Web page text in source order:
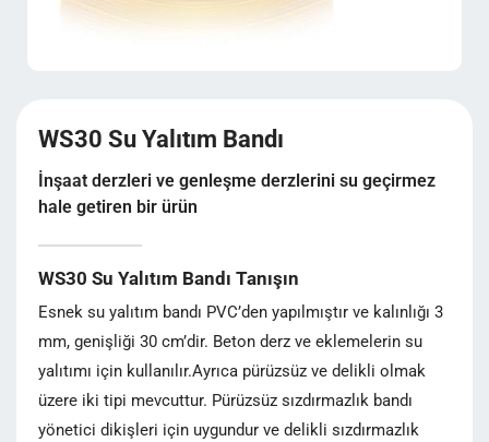
WS30 Su Yalıtım Bandı
İnşaat derzleri ve genleşme derzlerini su geçirmez
hale getiren bir ürün
WS30 Su Yalıtım Bandı Tanışın
Esnek su yalıtım bandı PVC’den yapılmıştır ve kalınlığı 3
mm, genişliği 30 cm’dir. Beton derz ve eklemelerin su
yalıtımı için kullanılır.Ayrıca pürüzsüz ve delikli olmak
üzere iki tipi mevcuttur. Pürüzsüz sızdırmazlık bandı
yönetici dikişleri için uygundur ve delikli sızdırmazlık